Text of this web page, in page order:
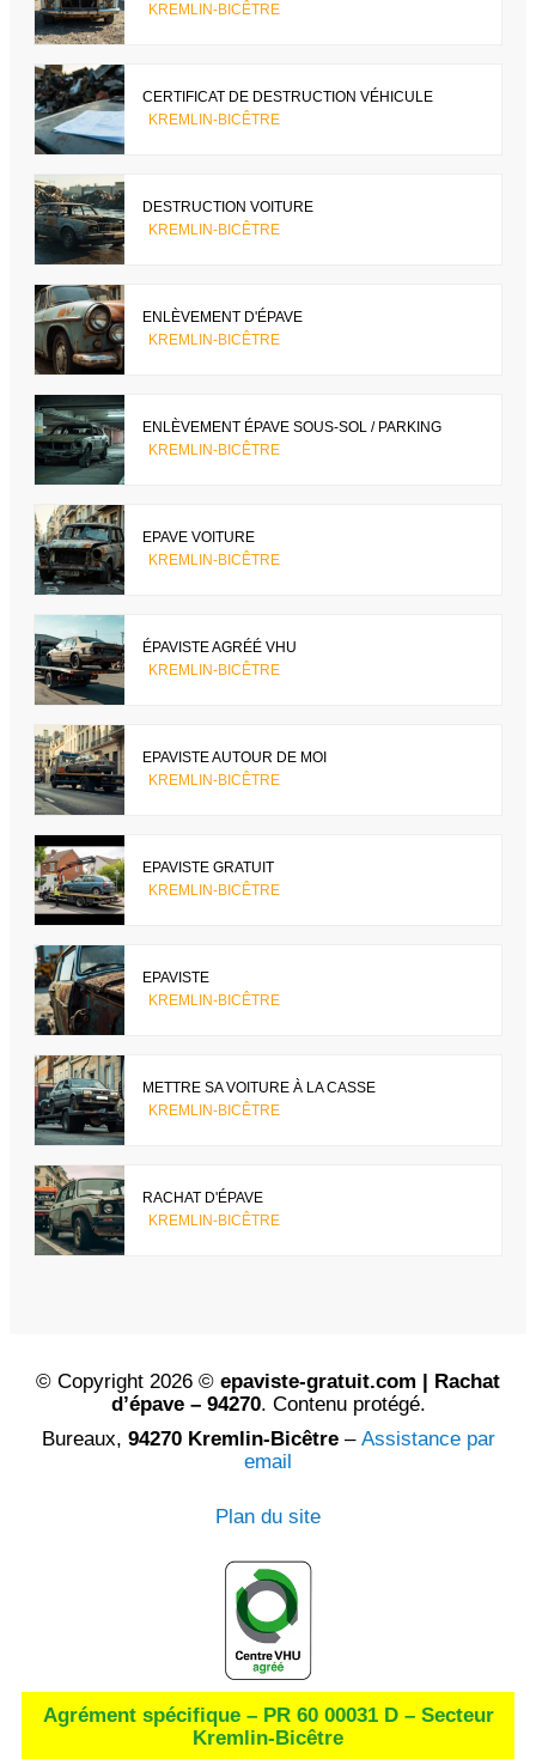
KREMLIN-BICÊTRE
CERTIFICAT DE DESTRUCTION VÉHICULE
KREMLIN-BICÊTRE
DESTRUCTION VOITURE
KREMLIN-BICÊTRE
ENLÈVEMENT D'ÉPAVE
KREMLIN-BICÊTRE
ENLÈVEMENT ÉPAVE SOUS-SOL / PARKING
KREMLIN-BICÊTRE
EPAVE VOITURE
KREMLIN-BICÊTRE
ÉPAVISTE AGRÉÉ VHU
KREMLIN-BICÊTRE
EPAVISTE AUTOUR DE MOI
KREMLIN-BICÊTRE
EPAVISTE GRATUIT
KREMLIN-BICÊTRE
EPAVISTE
KREMLIN-BICÊTRE
METTRE SA VOITURE À LA CASSE
KREMLIN-BICÊTRE
RACHAT D'ÉPAVE
KREMLIN-BICÊTRE
© Copyright 2026 © epaviste-gratuit.com | Rachat
d’épave – 94270. Contenu protégé.
Bureaux, 94270 Kremlin-Bicêtre– Assistance par
email
Plan du site
Agrément spécifique – PR 60 00031 D – Secteur
Kremlin-Bicêtre